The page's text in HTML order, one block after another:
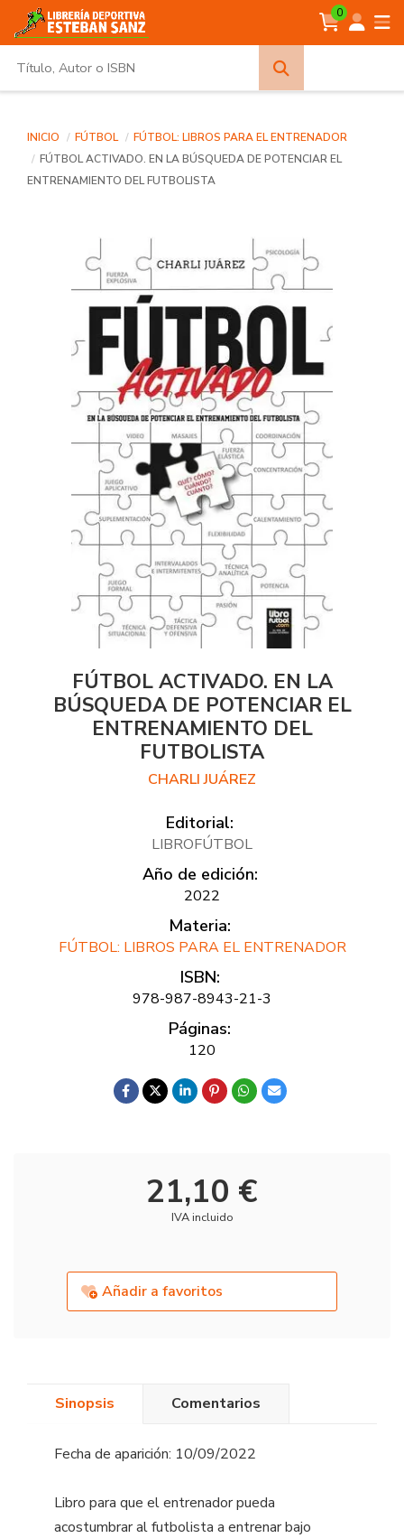
0
INICIO FÚTBOL
FÚTBOL: LIBROS PARA EL ENTRENADOR
FÚTBOL ACTIVADO. EN LA BÚSQUEDA DE POTENCIAR EL
ENTRENAMIENTO DEL FUTBOLISTA
FÚTBOL ACTIVADO. EN LA
BÚSQUEDA DE POTENCIAR EL
ENTRENAMIENTO DEL
FUTBOLISTA
CHARLI JUÁREZ
Editorial:
LIBROFÚTBOL
Año de edición:
2022
Materia:
FÚTBOL: LIBROS PARA EL ENTRENADOR
ISBN:
978-987-8943-21-3
Páginas:
120
21,10 €
IVA incluido
Añadir a favoritos
Sinopsis Comentarios
Fecha de aparición: 10/09/2022
Libro para que el entrenador pueda
acostumbrar al futbolista a entrenar bajo